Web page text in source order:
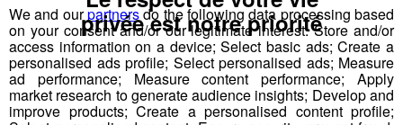
accepté.
Autre diplôme accepté : Moniteur-Educateur.
> poste à pourvoir dès que possible
Conditions:
We and ourpartnersdo the following data processing based
on your consent and/or our legitimate interest: Store and/or
access information on a device; Select basic ads; Create a
personalised ads profile; Select personalised ads; Measure
ad performance; Measure content performance; Apply
market research to generate audience insights; Develop and
improve products; Create a personalised content profile;
privée est notre priorité